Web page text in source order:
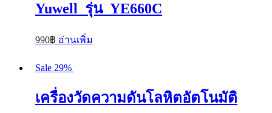
Yuwell รุ่น YE660C
990฿ อ่านเพิ่ม
Sale 29%
เครื่องวัดความดันโลหิตอัตโนมัติ